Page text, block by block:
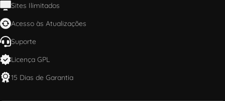
Sites Ilimitados
Acesso às Atualizações
Suporte
Licença GPL
15 Dias de Garantia